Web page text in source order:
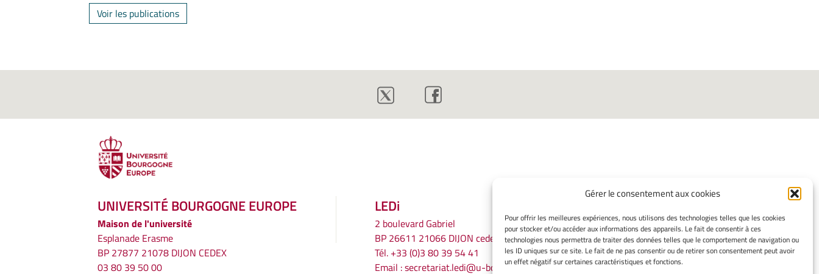
Gérer le consentement aux cookies
Pour offrir les meilleures expériences, nous utilisons des technologies telles que les cookies
pour stocker et/ou accéder aux informations des appareils. Le fait de consentir à ces
technologies nous permettra de traiter des données telles que le comportement de navigation ou
les ID uniques sur ce site. Le fait de ne pas consentir ou de retirer son consentement peut avoir
un effet négatif sur certaines caractéristiques et fonctions.
Voir les publications
UNIVERSITÉ BOURGOGNE EUROPE
Maison de l'université
Esplanade Erasme
BP 27877 21078 DIJON CEDEX
03 80 39 50 00
LEDi
2 boulevard Gabriel
BP 26611 21066 DIJON cedex
Tél. +33 (0)3 80 39 54 41
Email :secretariat.ledi@u-bourgogne.fr
Mentions légales
Gérer mes cookies
Politique de cookies
Déclaration de confidentialité